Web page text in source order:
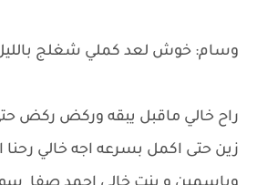
وسام: خوش لعد كملي شغلج بالليل
راح خالي ماقبل يبقه وركض ركض
زين حتى اكمل بسرعه اجه خالي رحنا